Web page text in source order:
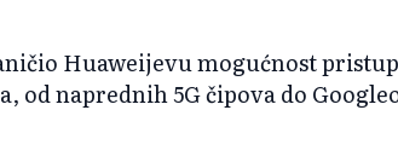
Huaweijevu mogućnost
od naprednih 5G čipova do